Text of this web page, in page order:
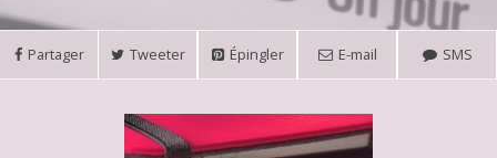
Partager Tweeter Épingler E-mail SMS